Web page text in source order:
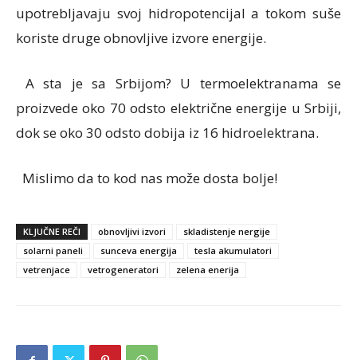
upotrebljavaju svoj hidropotencijal a tokom suše
koriste druge obnovljive izvore energije.
A sta je sa Srbijom? U termoelektranama se
proizvede oko 70 odsto električne energije u Srbiji,
dok se oko 30 odsto dobija iz 16 hidroelektrana.
Mislimo da to kod nas može dosta bolje!
KLJUČNE REČI obnovljivi izvori
skladistenje nergije
solarni paneli
sunceva energija
tesla akumulatori
vetrenjace
vetrogeneratori zelena enerija